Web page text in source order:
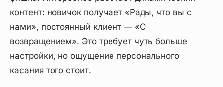
контент: новичок получает «Рады, что вы с
нами», постоянный клиент — «С
возвращением». Это требует чуть больше
настройки, но ощущение персонального
касания того стоит.